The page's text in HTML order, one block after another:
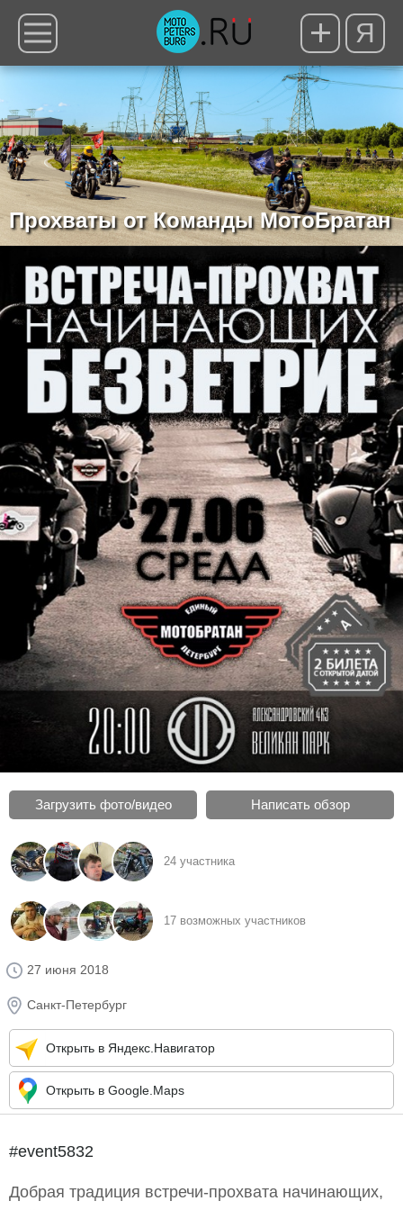
Я
Прохваты от Команды МотоБратан
Загрузить фото/видео Написать обзор
24 участника
17 возможных участников
27 июня 2018
Санкт-Петербург
Открыть в Яндекс.Навигатор
Открыть в Google.Maps
#event5832
Добрая традиция встречи-прохвата начинающих,